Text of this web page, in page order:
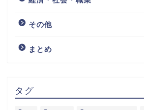
その他
まとめ
タグ